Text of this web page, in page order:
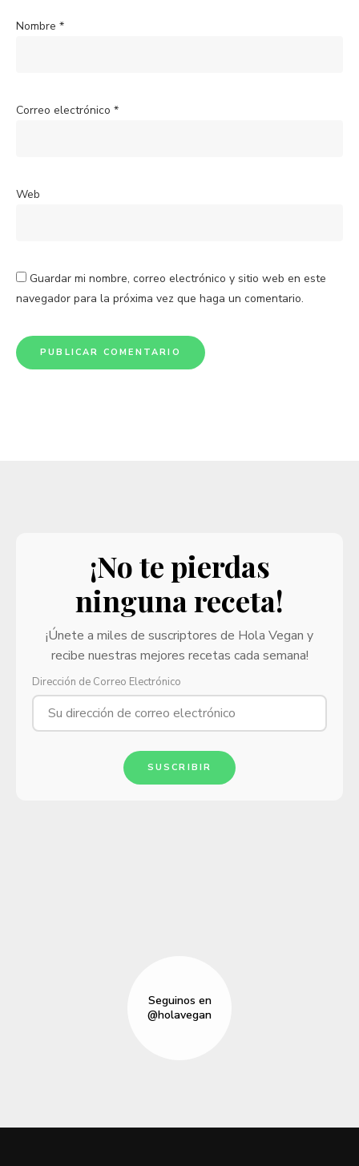
Nombre *
Correo electrónico *
Web
Guardar mi nombre, correo electrónico y sitio web en este
navegador para la próxima vez que haga un comentario.
¡No te pierdas
ninguna receta!
¡Únete a miles de suscriptores de Hola Vegan y
recibe nuestras mejores recetas cada semana!
Dirección de Correo Electrónico
SUSCRIBIR
Seguinos en
@holavegan